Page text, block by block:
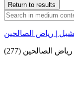
Return to results
| رياض الصالحين
الصالحين (277)